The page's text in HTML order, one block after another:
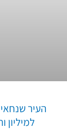
העיר
למיליון